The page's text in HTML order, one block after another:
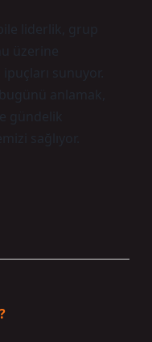
liderlik, grup
üzerine
sunuyor.
anlamak,
gündelik
sağlıyor.